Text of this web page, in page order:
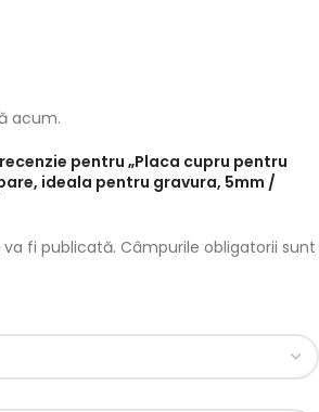
acum.
pentru „Placa cupru pentru
ideala pentru gravura, 5mm /
fi publicată. Câmpurile obligatorii sunt